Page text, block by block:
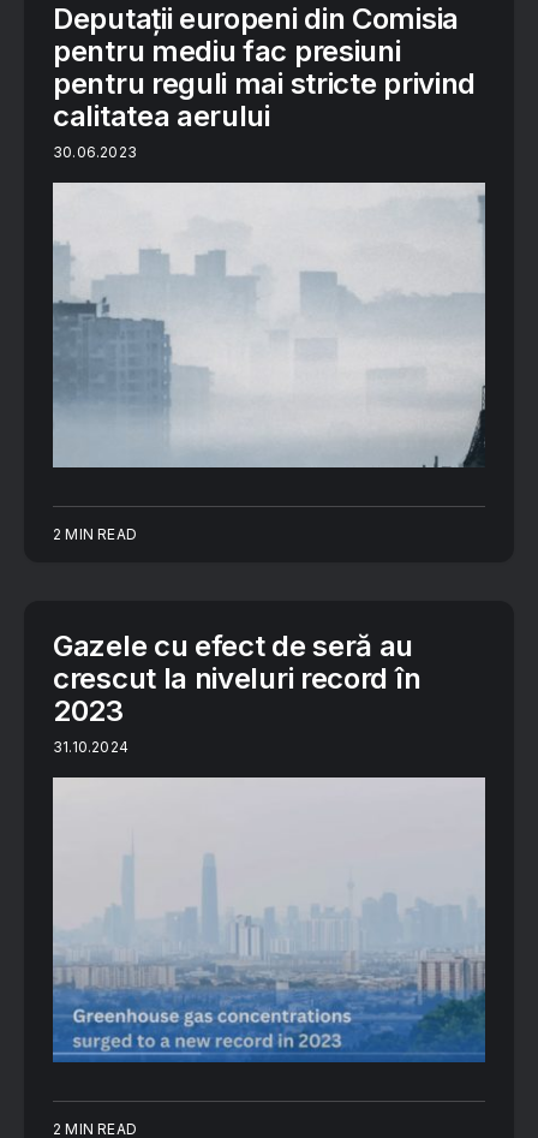
Deputații europeni din Comisia
pentru mediu fac presiuni
pentru reguli mai stricte privind
calitatea aerului
30.06.2023
2 MIN READ
Gazele cu efect de seră au
crescut la niveluri record în
2023
31.10.2024
2 MIN READ